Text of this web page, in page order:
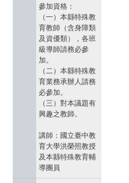
參加資格：
（一）本縣特殊教
育教師（含身障類
及資優類），各班
級導師請務必參
加。
（二）本縣特殊教
育業務承辦人請務
必參加。
（三）對本議題有
興趣之教師。
講師：國立臺中教
育大學洪榮照教授
及本縣特殊教育輔
導團員